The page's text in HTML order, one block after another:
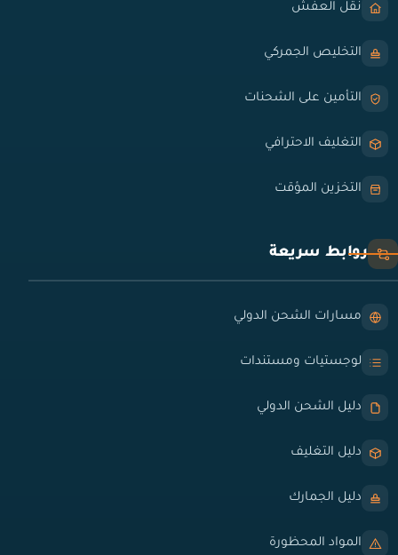
نقل العفش
التخليص الجمركي
التأمين على الشحنات
التغليف الاحترافي
التخزين المؤقت
روابط سريعة
مسارات الشحن الدولي
لوجستيات ومستندات
دليل الشحن الدولي
دليل التغليف
دليل الجمارك
المواد المحظورة